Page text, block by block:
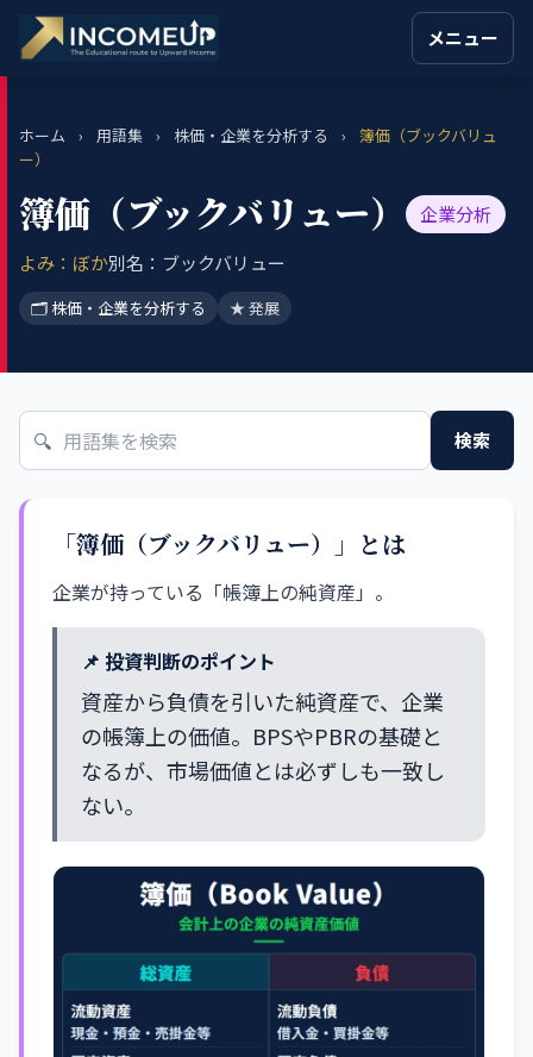
メニュー
ホーム › 用語集 › 株価・企業を分析する ›
簿価（ブックバリュ
ー）
簿価（ブックバリュー）
企業分析
よみ：ぼか別名：ブックバリュー
🗂 株価・企業を分析する ★ 発展
🔍 検索
「簿価（ブックバリュー）」とは
企業が持っている「帳簿上の純資産」。
📌 投資判断のポイント
資産から負債を引いた純資産で、企業
の帳簿上の価値。BPSやPBRの基礎と
なるが、市場価値とは必ずしも一致し
ない。